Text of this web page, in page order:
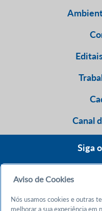
Canal
Siga
Aviso de Cookies
Nós usamos cookies e outras
melhorar a sua experiência em